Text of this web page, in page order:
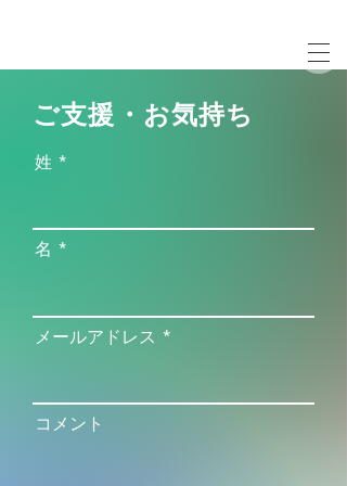
ご支援・お気持ち
姓
名
メールアドレス
コメント